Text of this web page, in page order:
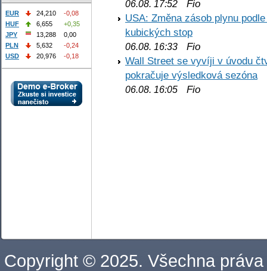
06.08. 17:52 Fio
USA: Změna zásob plynu
kubických stop
06.08. 16:33 Fio
Wall Street se vyvíji v úvodu
pokračuje výsledková sezóna
06.08. 16:05 Fio
EUR 24,210
-0,08
HUF
6,655
+0,35
JPY
13,288
0,00
PLN
5,632
-0,24
USD
20,976 -0,18
Copyright © 2025. Všechna práva